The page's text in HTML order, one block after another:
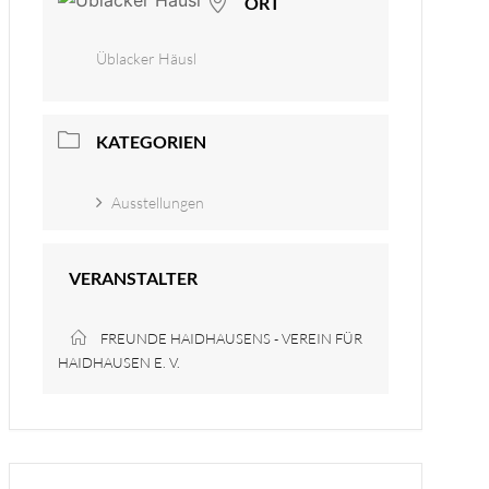
Üblacker Häusl
KATEGORIEN
Ausstellungen
VERANSTALTER
FREUNDE HAIDHAUSENS - VEREIN FÜR
HAIDHAUSEN E. V.